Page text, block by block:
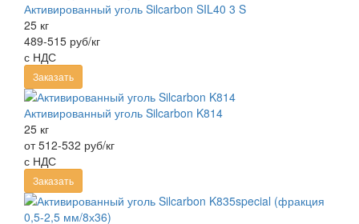
Активированный уголь Silcarbon SIL40 3 S
25 кг
489-515 руб/кг
с НДС
Заказать
Активированный уголь Silcarbon K814
25 кг
от 512-532 руб/кг
с НДС
Заказать